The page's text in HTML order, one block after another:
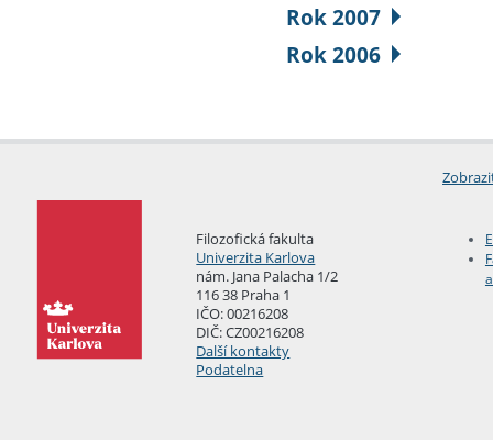
Rok 2007
Rok 2006
Filozofická fakulta
Univerzita Karlova
nám. Jana Palacha 1/2
116 38 Praha 1
IČO: 00216208
DIČ: CZ00216208
Další kontakty
Podatelna